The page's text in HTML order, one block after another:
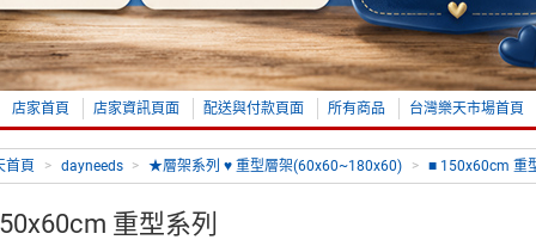
店家首頁 店家資訊頁面 配送與付款頁面 所有商品 台灣樂天市場首頁
首頁 > dayneeds > ★層架系列 ♥ 重型層架(60x60~180x60) > ■ 150x60cm 重
重型系列